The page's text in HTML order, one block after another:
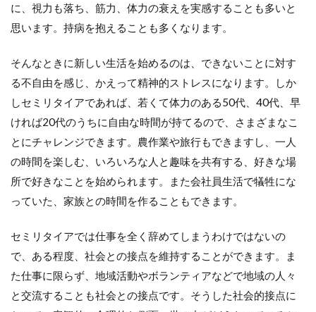
に、視力も落ち、筋力、体力の衰えを実感することも多いと
思います。持病を抱えることも多くなります。
そんなときに新しい生活を始めるのは、できないことに対す
る不自由を感じ、かえって精神的ストレスになります。しか
しセミリタイアであれば、若くて体力のある50代、40代、早
ければ20代のうちに自由な時間が持てるので、さまざまなこ
とにチャレンジできます。農作業や旅行もできますし、一人
の時間を楽しむ、いろいろな人と趣味を共有する、好きな場
所で好きなことを始められます。また会社員生活で犠牲にな
っていた、家族との時間を作ることもできます。
セミリタイアでは仕事を全く辞めてしまうわけではないの
で、ある程度、社会との接点を維持することができます。ま
た仕事に限らず、地域活動やボランティアなどで地域の人々
と交流することも社会との接点です。そうした社会的接点に